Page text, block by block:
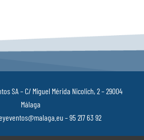
SA – C/ Miguel Mérida Nicolich, 2 – 29004
Málaga
– 95 217 63 92